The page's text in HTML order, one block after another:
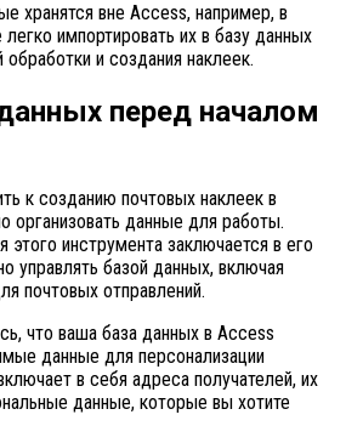
хранятся вне Access, например, в
импортировать их в базу данных
и создания наклеек.
перед началом
к созданию почтовых наклеек в
организовать данные для работы.
этого инструмента заключается в его
управлять базой данных, включая
почтовых отправлений.
что ваша база данных в Access
данные для персонализации
в себя адреса получателей, их
данные, которые вы хотите